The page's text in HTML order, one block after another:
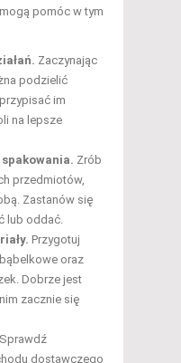
pomóc w tym
Zaczynając
podzielić
im
na lepsze
Zrób
przedmiotów,
Zastanów się
lub oddać.
Przygotuj
oraz
Dobrze jest
zacznie się
Sprawdź
dostawczego